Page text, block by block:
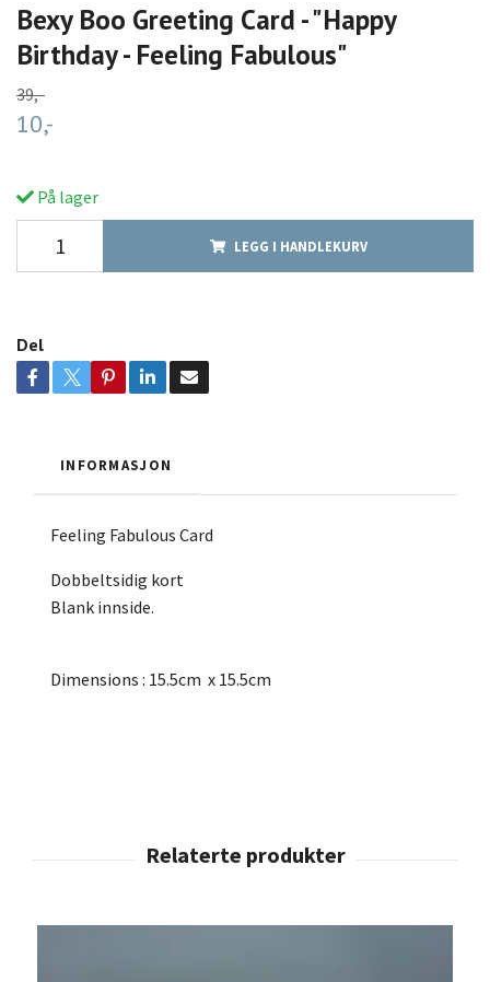
Bexy Boo Greeting Card - "Happy
Birthday - Feeling Fabulous"
39,-
10,-
På lager
LEGG I HANDLEKURV
Del
INFORMASJON
Feeling Fabulous Card
Dobbeltsidig kort
Blank innside.
Dimensions : 15.5cm x 15.5cm